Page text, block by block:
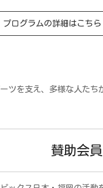
プログラムの詳細はこちら
ツを支え、多様な人たち
賛助会員